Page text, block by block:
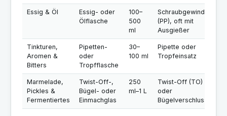
Essig & Öl
Essig- oder
Ölflasche
100–
500
ml
Schraubgewinde
(PP), oft mit
Ausgießer
Tinkturen,
Aromen &
Bitters
Pipetten-
oder
Tropfflasche
30–
100 ml
Pipette oder
Tropfeinsatz
Marmelade,
Pickles &
Fermentiertes
Twist-Off-,
Bügel- oder
Einmachglas
250
ml–1 L
Twist-Off (TO)
oder
Bügelverschluss